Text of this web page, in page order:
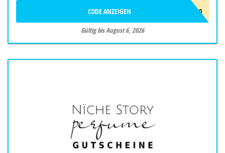
ANGEL20
CODE ANZEIGEN
Gültig bis August 6, 2026